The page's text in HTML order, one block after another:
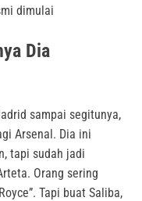
dimulai
Dia
sampai segitunya,
Arsenal. Dia ini
tapi sudah jadi
. Orang sering
. Tapi buat Saliba,